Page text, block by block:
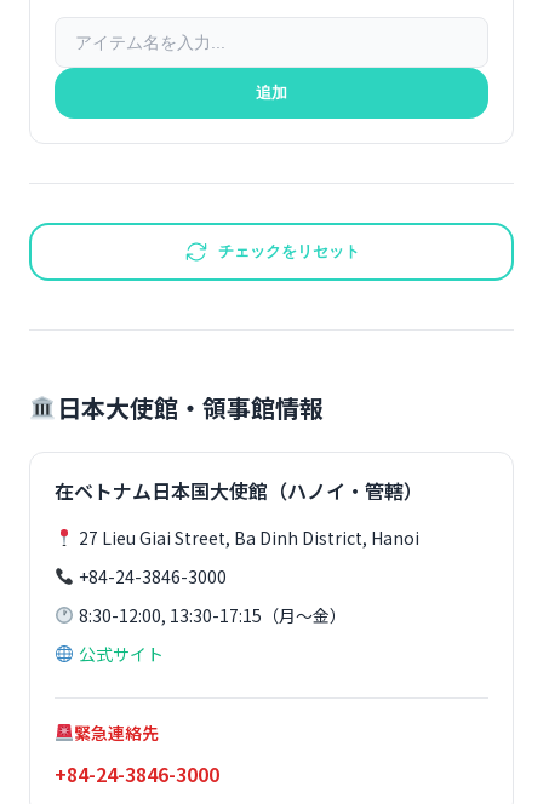
追加
チェックをリセット
日本大使館・領事館情報
在ベトナム日本国大使館（ハノイ・管轄）
27 Lieu Giai Street, Ba Dinh District, Hanoi
+84-24-3846-3000
8:30-12:00, 13:30-17:15（月～金）
公式サイト
緊急連絡先
+84-24-3846-3000